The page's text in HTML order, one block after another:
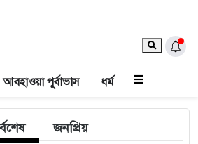
আবহাওয়া পূর্বাভাস ধর্ম
জনপ্রিয়